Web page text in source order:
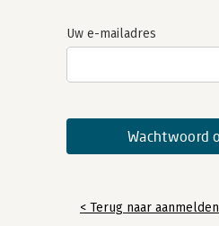
Uw e-mailadres
< Terug naar aanmelden